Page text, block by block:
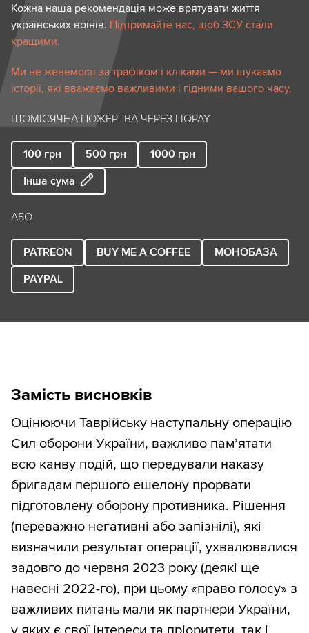
Кожна наша рекомендація може врятувати життя
українських воїнів. Підтримайте нас, щоб ЗСУ стали
кращими.
Ми не женемося за трафіком і кліками — ми шукаємо
історії, які вважаємо важливими і гідними вашого часу.
ЩОМІСЯЧНА ПОЖЕРТВА ЧЕРЕЗ LIQPAY
100 грн 500 грн 1000 грн
Інша сума
АБО
PATREON BUY ME A COFFEE
МОНОБАЗА
PAYPAL
Замість висновків
Оцінюючи Таврійську наступальну операцію
Сил оборони України, важливо пам’ятати
всю канву подій, що передували наказу
бригадам першого ешелону прорвати
підготовлену оборону противника. Рішення
(переважно негативні або запізнілі), які
визначили результат операції, ухвалювалися
задовго до червня 2023 року (деякі ще
навесні 2022-го), при цьому «право голосу» з
важливих питань мали як партнери України,